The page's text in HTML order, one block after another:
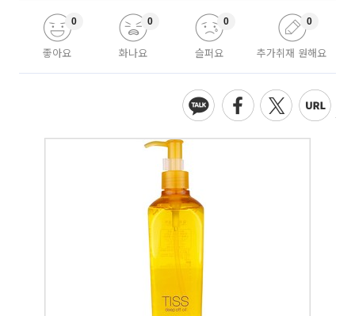
좋아요
0
화나요
0
슬퍼요
0
추가취재 원해요
0